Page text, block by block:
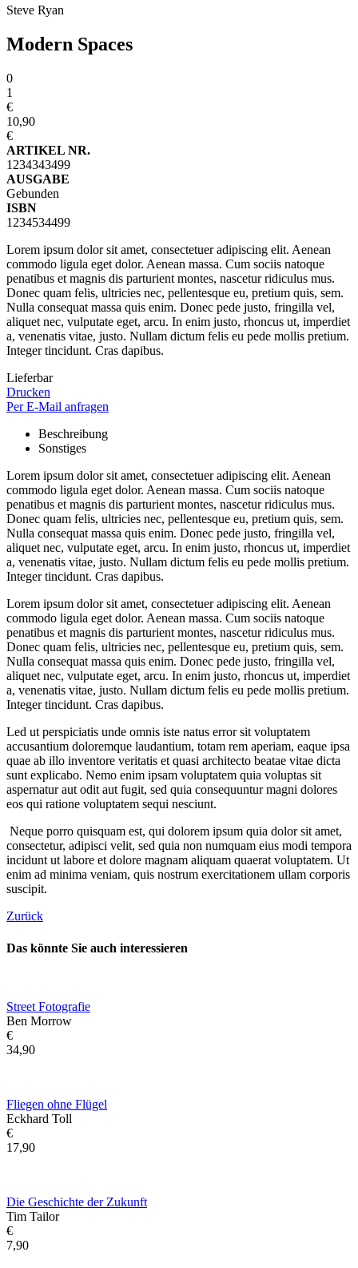
Steve Ryan
Modern Spaces
0
1
€
10,90
€
ARTIKEL NR.
1234343499
AUSGABE
Gebunden
ISBN
1234534499
Lorem ipsum dolor sit amet, consectetuer adipiscing elit. Aenean
commodo ligula eget dolor. Aenean massa. Cum sociis natoque
penatibus et magnis dis parturient montes, nascetur ridiculus mus.
Donec quam felis, ultricies nec, pellentesque eu, pretium quis, sem.
Nulla consequat massa quis enim. Donec pede justo, fringilla vel,
aliquet nec, vulputate eget, arcu. In enim justo, rhoncus ut, imperdiet
a, venenatis vitae, justo. Nullam dictum felis eu pede mollis pretium.
Integer tincidunt. Cras dapibus.
Lieferbar
Drucken
Per E-Mail anfragen
Beschreibung
Sonstiges
Lorem ipsum dolor sit amet, consectetuer adipiscing elit. Aenean
commodo ligula eget dolor. Aenean massa. Cum sociis natoque
penatibus et magnis dis parturient montes, nascetur ridiculus mus.
Donec quam felis, ultricies nec, pellentesque eu, pretium quis, sem.
Nulla consequat massa quis enim. Donec pede justo, fringilla vel,
aliquet nec, vulputate eget, arcu. In enim justo, rhoncus ut, imperdiet
a, venenatis vitae, justo. Nullam dictum felis eu pede mollis pretium.
Integer tincidunt. Cras dapibus.
Lorem ipsum dolor sit amet, consectetuer adipiscing elit. Aenean
commodo ligula eget dolor. Aenean massa. Cum sociis natoque
penatibus et magnis dis parturient montes, nascetur ridiculus mus.
Donec quam felis, ultricies nec, pellentesque eu, pretium quis, sem.
Nulla consequat massa quis enim. Donec pede justo, fringilla vel,
aliquet nec, vulputate eget, arcu. In enim justo, rhoncus ut, imperdiet
a, venenatis vitae, justo. Nullam dictum felis eu pede mollis pretium.
Integer tincidunt. Cras dapibus.
Led ut perspiciatis unde omnis iste natus error sit voluptatem
accusantium doloremque laudantium, totam rem aperiam, eaque ipsa
quae ab illo inventore veritatis et quasi architecto beatae vitae dicta
sunt explicabo. Nemo enim ipsam voluptatem quia voluptas sit
aspernatur aut odit aut fugit, sed quia consequuntur magni dolores
eos qui ratione voluptatem sequi nesciunt.
Neque porro quisquam est, qui dolorem ipsum quia dolor sit amet,
consectetur, adipisci velit, sed quia non numquam eius modi tempora
incidunt ut labore et dolore magnam aliquam quaerat voluptatem. Ut
enim ad minima veniam, quis nostrum exercitationem ullam corporis
suscipit.
Zurück
Das könnte Sie auch interessieren
Street Fotografie
Ben Morrow
€
34,90
Fliegen ohne Flügel
Eckhard Toll
€
17,90
Die Geschichte der Zukunft
Tim Tailor
€
7,90